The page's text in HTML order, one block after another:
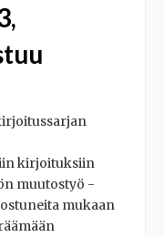
kirjoituksiin
muutostyö -
mukaan